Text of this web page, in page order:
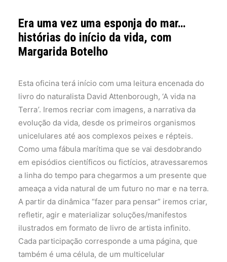
Era uma vez uma esponja do mar…
histórias do início da vida, com
Margarida Botelho
Esta oficina terá início com uma leitura encenada do
livro do naturalista David Attenborough, ‘A vida na
Terra’. Iremos recriar com imagens, a narrativa da
evolução da vida, desde os primeiros organismos
unicelulares até aos complexos peixes e répteis.
Como uma fábula marítima que se vai desdobrando
em episódios científicos ou fictícios, atravessaremos
a linha do tempo para chegarmos a um presente que
ameaça a vida natural de um futuro no mar e na terra.
A partir da dinâmica “fazer para pensar” iremos criar,
refletir, agir e materializar soluções/manifestos
ilustrados em formato de livro de artista infinito.
Cada participação corresponde a uma página, que
também é uma célula, de um multicelular